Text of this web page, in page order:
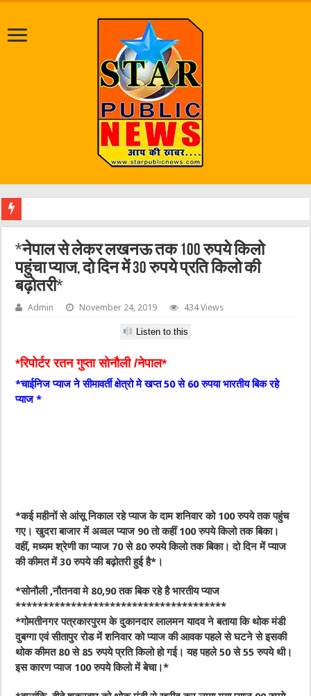
*नेपाल से लेकर लखनऊ तक 100 रुपये किलो
पहुंचा प्याज, दो दिन में 30 रुपये प्रति किलो की
बढ़ोतरी*
Admin November 24, 2019 434 Views
Listen to this
*रिपोर्टर रतन गुप्ता सोनौली /नेपाल*
*चाईनिज प्याज ने सीमावर्ती क्षेत्रो मे खप्त 50 से 60 रुपया भारतीय बिक रहे
प्याज *
*कई महीनों से आंसू निकाल रहे प्याज के दाम शनिवार को 100 रुपये तक पहुंच
गए। खुदरा बाजार में अव्वल प्याज 90 तो कहीं 100 रुपये किलो तक बिका।
वहीं, मध्यम श्रेणी का प्याज 70 से 80 रुपये किलो तक बिका। दो दिन में प्याज
की कीमत में 30 रुपये की बढ़ोतरी हुई है*।
*सोनौली ,नौतनवा मे 80,90 तक बिक रहे है भारतीय प्याज
**************************************
*गोमतीनगर पत्रकारपुरम के दुकानदार लालमन यादव ने बताया कि थोक मंडी
दुबग्गा एवं सीतापुर रोड में शनिवार को प्याज की आवक पहले से घटने से इसकी
थोक कीमत 80 से 85 रुपये प्रति किलो हो गई। यह पहले 50 से 55 रुपये थी।
इस कारण प्याज 100 रुपये किलो में बेचा।*